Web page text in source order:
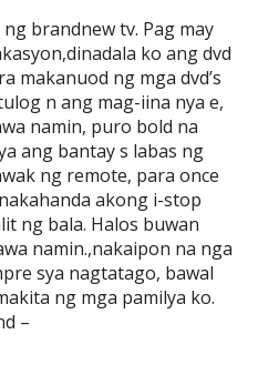
brandnew tv. Pag may
ko ang dvd
makanuod ng mga dvd’s
n ang mag-iina nya e,
namin, puro bold na
ang bantay s labas ng
ng remote, para once
akong i-stop
ng bala. Halos buwan
namin.,nakaipon na nga
sya nagtatago, bawal
ng mga pamilya ko.
–